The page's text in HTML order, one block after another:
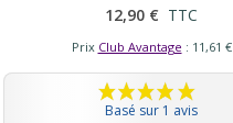
12,90 € TTC
Prix Club Avantage : 11,61 €
Basé sur 1 avis